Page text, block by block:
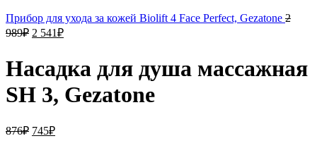
Прибор для ухода за кожей Biolift 4 Face Perfect, Gezatone 2
989₽ 2 541₽
Насадка для душа массажная
SH 3, Gezatone
876₽ 745₽